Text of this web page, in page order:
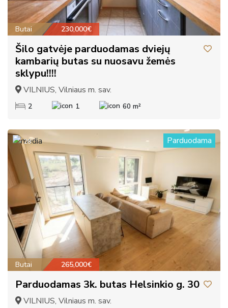
Butai 230,000€
Šilo gatvėje parduodamas dviejų
kambarių butas su nuosavu žemės
sklypu!!!!
VILNIUS, Vilniaus m. sav.
2 1 60 m²
28 Parduodama
Butai 265,000€
Parduodamas 3k. butas Helsinkio g. 30
VILNIUS, Vilniaus m. sav.